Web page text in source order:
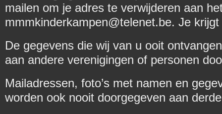
mailen om je adres te verwijderen aan
mmmkinderkampen@telenet.be. Je
De gegevens die wij van u ooit
aan andere verenigingen of personen
Mailadressen, foto’s met namen en
worden ook nooit doorgegeven aan